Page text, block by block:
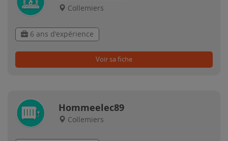
Collemiers
6 ans d'expérience
Voir sa fiche
Hommeelec89
Collemiers